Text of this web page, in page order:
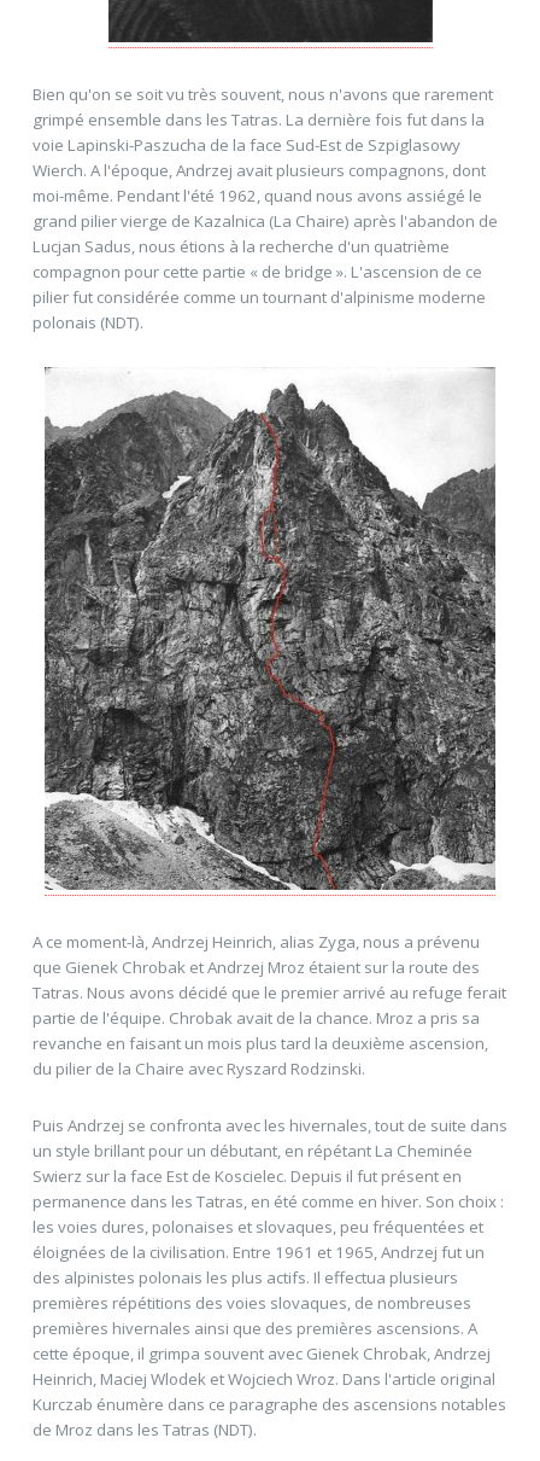
Bien qu'on se soit vu très souvent, nous n'avons que rarement
grimpé ensemble dans les Tatras. La dernière fois fut dans la
voie Lapinski-Paszucha de la face Sud-Est de Szpiglasowy
Wierch. A l'époque, Andrzej avait plusieurs compagnons, dont
moi-même. Pendant l'été 1962, quand nous avons assiégé le
grand pilier vierge de Kazalnica (La Chaire) après l'abandon de
Lucjan Sadus, nous étions à la recherche d'un quatrième
compagnon pour cette partie « de bridge ». L'ascension de ce
pilier fut considérée comme un tournant d'alpinisme moderne
polonais (NDT).
A ce moment-là, Andrzej Heinrich, alias Zyga, nous a prévenu
que Gienek Chrobak et Andrzej Mroz étaient sur la route des
Tatras. Nous avons décidé que le premier arrivé au refuge ferait
partie de l'équipe. Chrobak avait de la chance. Mroz a pris sa
revanche en faisant un mois plus tard la deuxième ascension,
du pilier de la Chaire avec Ryszard Rodzinski.
Puis Andrzej se confronta avec les hivernales, tout de suite dans
un style brillant pour un débutant, en répétant La Cheminée
Swierz sur la face Est de Koscielec. Depuis il fut présent en
permanence dans les Tatras, en été comme en hiver. Son choix :
les voies dures, polonaises et slovaques, peu fréquentées et
éloignées de la civilisation. Entre 1961 et 1965, Andrzej fut un
des alpinistes polonais les plus actifs. Il effectua plusieurs
premières répétitions des voies slovaques, de nombreuses
premières hivernales ainsi que des premières ascensions. A
cette époque, il grimpa souvent avec Gienek Chrobak, Andrzej
Heinrich, Maciej Wlodek et Wojciech Wroz. Dans l'article original
Kurczab énumère dans ce paragraphe des ascensions notables
de Mroz dans les Tatras (NDT).